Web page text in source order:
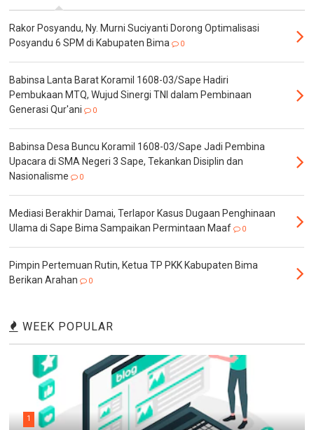
Rakor Posyandu, Ny. Murni Suciyanti Dorong Optimalisasi
Posyandu 6 SPM di Kabupaten Bima
0
Babinsa Lanta Barat Koramil 1608-03/Sape Hadiri
Pembukaan MTQ, Wujud Sinergi TNI dalam Pembinaan
Generasi Qur'ani
0
Babinsa Desa Buncu Koramil 1608-03/Sape Jadi Pembina
Upacara di SMA Negeri 3 Sape, Tekankan Disiplin dan
Nasionalisme
0
Mediasi Berakhir Damai, Terlapor Kasus Dugaan Penghinaan
Ulama di Sape Bima Sampaikan Permintaan Maaf
0
Pimpin Pertemuan Rutin, Ketua TP PKK Kabupaten Bima
Berikan Arahan
0
WEEK POPULAR
1